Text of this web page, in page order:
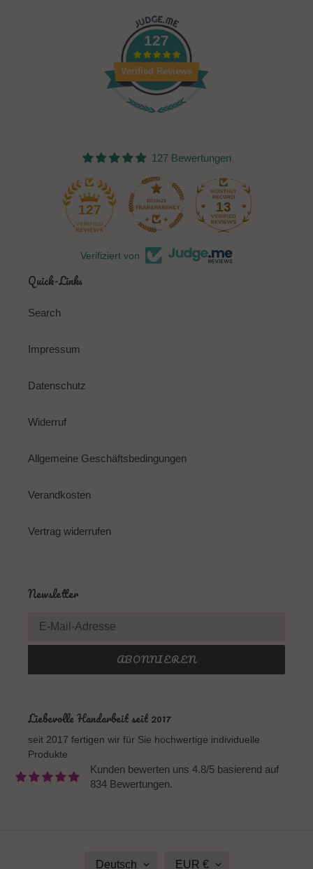
127
Verified Reviews
127 Bewertungen
127 13
Verifiziert von
Quick-Links
Search
Impressum
Datenschutz
Widerruf
Allgemeine Geschäftsbedingungen
Verandkosten
Vertrag widerrufen
Newsletter
ABONNIEREN
Liebevolle Handarbeit seit 2017
seit 2017 fertigen wir für Sie hochwertige individuelle
Produkte
Kunden bewerten uns 4.8/5 basierend auf
834 Bewertungen.
Deutsch WEUR €